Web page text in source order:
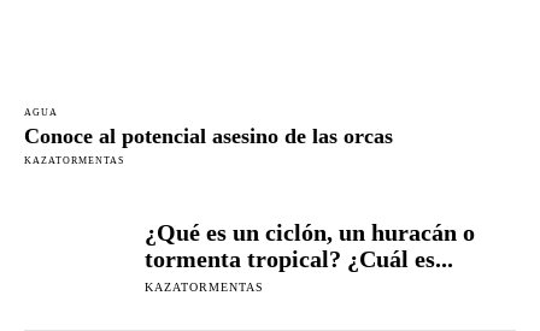
AGUA
Conoce al potencial asesino de las orcas
KAZATORMENTAS
¿Qué es un ciclón, un huracán o
tormenta tropical? ¿Cuál es...
KAZATORMENTAS